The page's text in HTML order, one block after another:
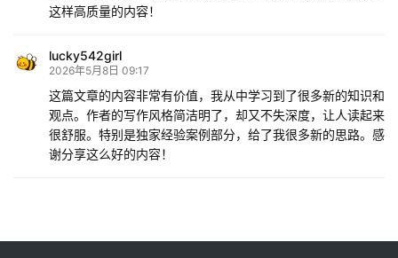
这样高质量的内容！
lucky542girl
2026年5月8日 09:17
这篇文章的内容非常有价值，我从中学习到了很多新的知识和
观点。作者的写作风格简洁明了，却又不失深度，让人读起来
很舒服。特别是独家经验案例部分，给了我很多新的思路。感
谢分享这么好的内容！